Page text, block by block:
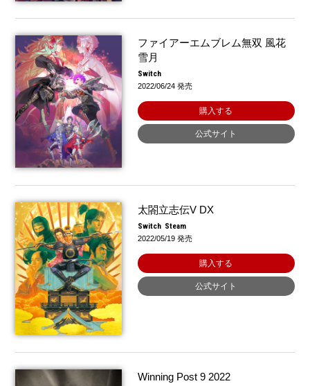
ファイアーエムブレム無双 風花
雪月
Switch
2022/06/24 発売
購入する
公式サイト
太閤立志伝V DX
Switch Steam
2022/05/19 発売
購入する
公式サイト
Winning Post 9 2022